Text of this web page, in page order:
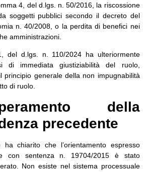
4, del d.lgs. n. 50/2016 , la riscossione
soggetti pubblici secondo il decreto del
n. 40/2008 , o la perdita di benefici nei
amministrazioni.
del d.lgs. n. 110/2024 ha ulteriormente
di immediata giustiziabilità del ruolo,
principio generale della non impugnabilità
di ruolo.
della
precedente
ha chiarito che l’orientamento espresso
con sentenza n. 19704/2015 è stato
Non esiste nel sistema processuale